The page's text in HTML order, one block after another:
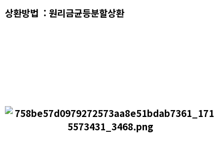
상환방법 : 원리금균등분할상환